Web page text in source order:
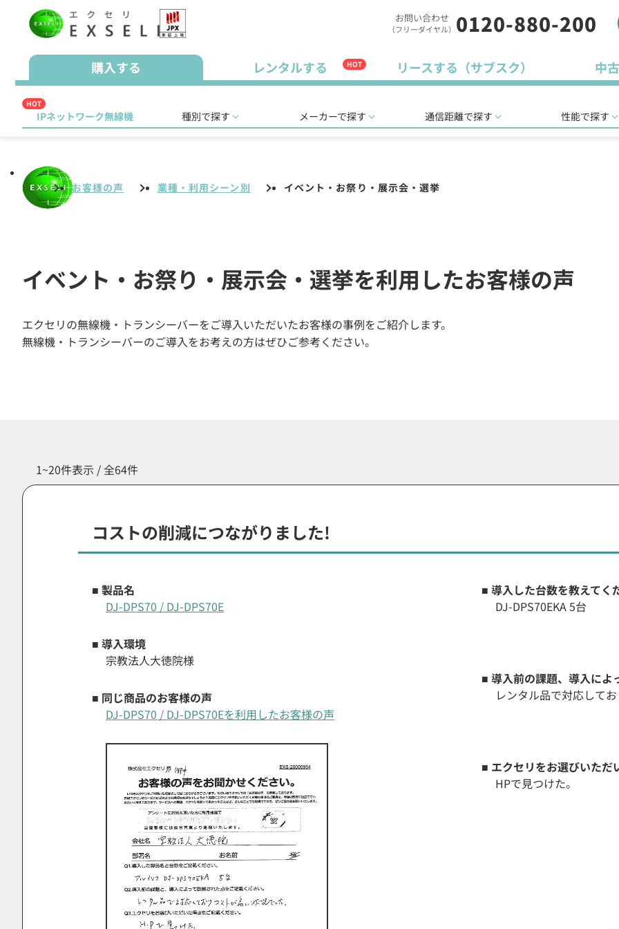
お問い合わせ
（フリーダイヤル） 0120-880-200
購入する レンタルする HOT リースする（サブスク） 中
HOT
IPネットワーク無線機 種別で探す メーカーで探す 通信距離で探す 性能で探す
お客様の声 業種・利用シーン別 イベント・お祭り・展示会・選挙
イベント・お祭り・展示会・選挙を利用したお客様の声
エクセリの無線機・トランシーバーをご導入いただいたお客様の事例をご紹介します。
無線機・トランシーバーのご導入をお考えの方はぜひご参考ください。
1~20件表示 / 全64件
コストの削減につながりました!
■ 製品名
DJ-DPS70 / DJ-DPS70E
■ 導入環境
宗教法人大徳院様
■ 同じ商品のお客様の声
DJ-DPS70 / DJ-DPS70Eを利用したお客様の声
■ 導入した台数を教えてく
DJ-DPS70EKA 5台
■ 導入前の課題、導入によ
レンタル品で対応して
■ エクセリをお選びいただ
HPで見つけた。